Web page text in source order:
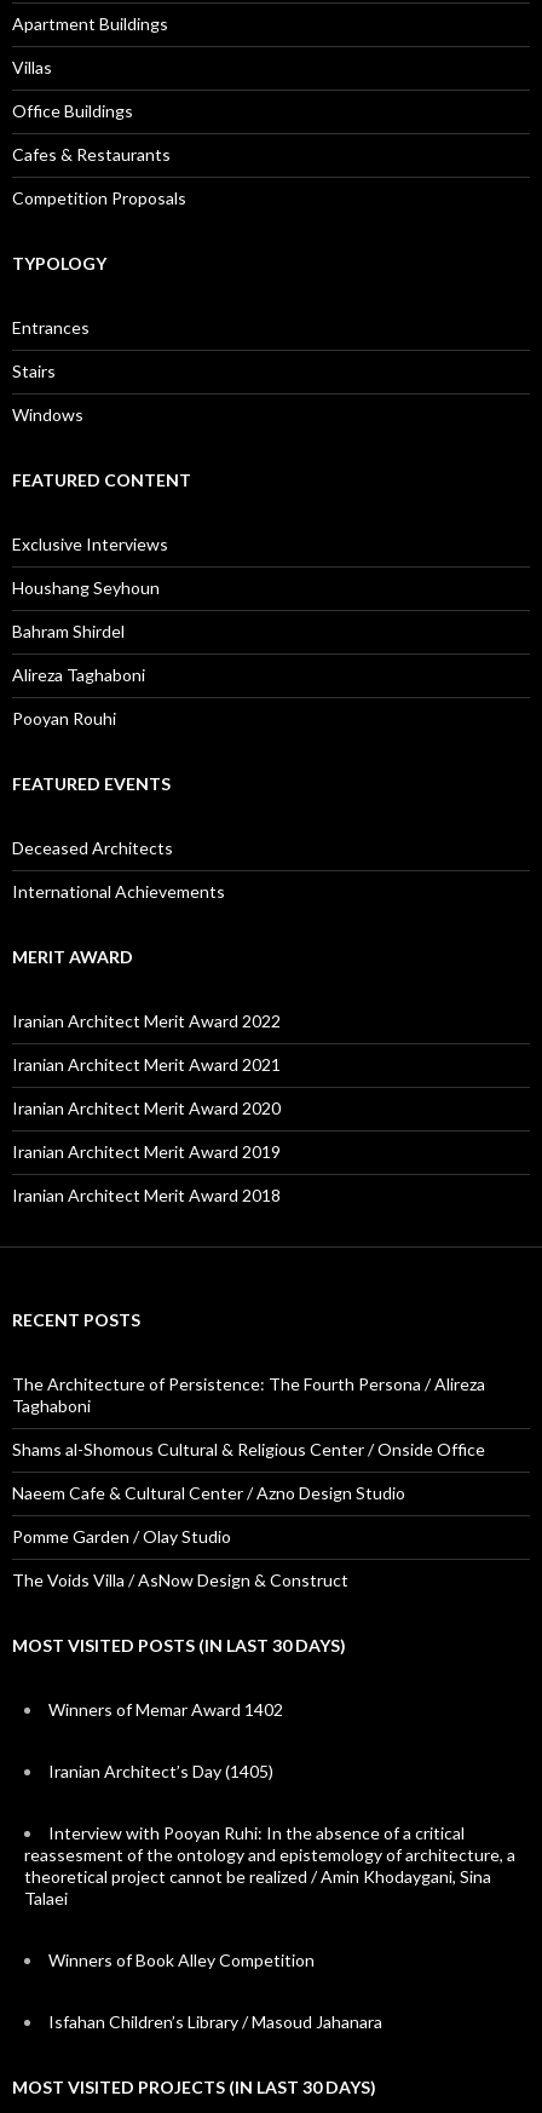
Apartment Buildings
Villas
Office Buildings
Cafes & Restaurants
Competition Proposals
TYPOLOGY
Entrances
Stairs
Windows
FEATURED CONTENT
Exclusive Interviews
Houshang Seyhoun
Bahram Shirdel
Alireza Taghaboni
Pooyan Rouhi
FEATURED EVENTS
Deceased Architects
International Achievements
MERIT AWARD
Iranian Architect Merit Award 2022
Iranian Architect Merit Award 2021
Iranian Architect Merit Award 2020
Iranian Architect Merit Award 2019
Iranian Architect Merit Award 2018
RECENT POSTS
The Architecture of Persistence: The Fourth Persona / Alireza
Taghaboni
Shams al-Shomous Cultural & Religious Center / Onside Office
Naeem Cafe & Cultural Center / Azno Design Studio
Pomme Garden / Olay Studio
The Voids Villa / AsNow Design & Construct
MOST VISITED POSTS (IN LAST 30 DAYS)
Winners of Memar Award 1402
Iranian Architect’s Day (1405)
Interview with Pooyan Ruhi: In the absence of a critical
reassesment of the ontology and epistemology of architecture, a
theoretical project cannot be realized / Amin Khodaygani, Sina
Talaei
Winners of Book Alley Competition
Isfahan Children’s Library / Masoud Jahanara
MOST VISITED PROJECTS (IN LAST 30 DAYS)